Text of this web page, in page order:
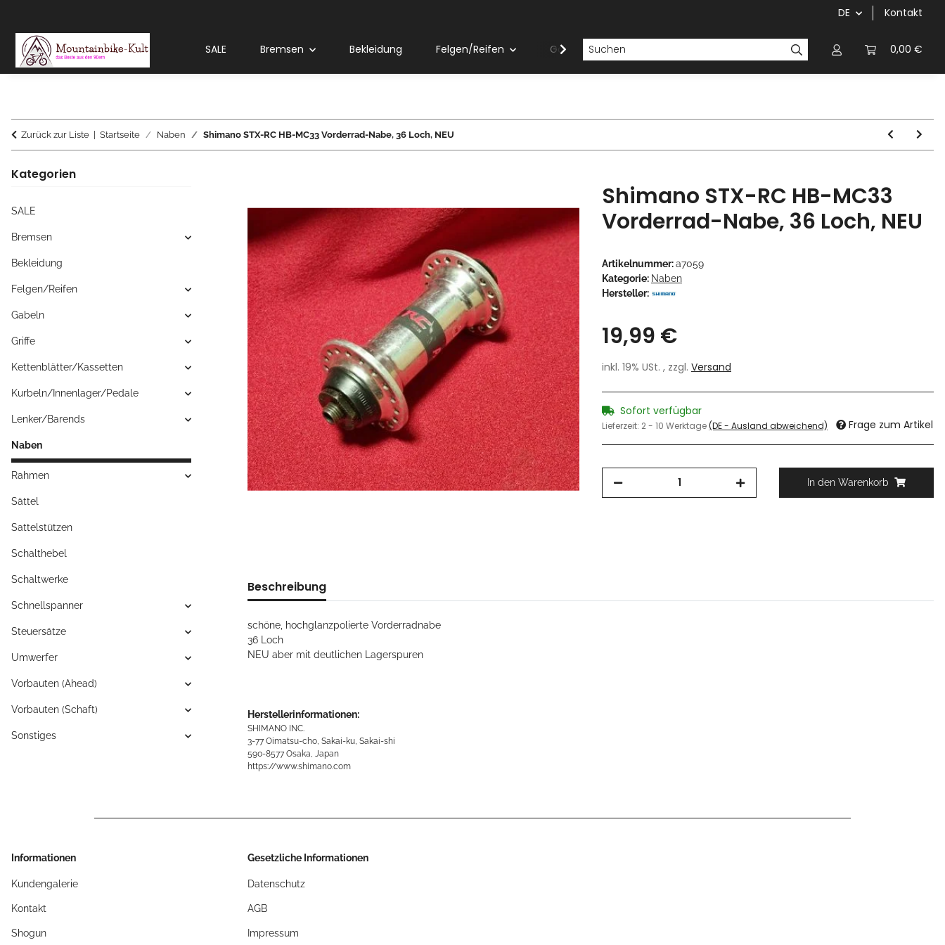
DE Kontakt
0,00 €
SALE Bremsen Bekleidung Felgen/Reifen Gabeln Kettenblätter/Kassetten Kurbeln/
Zurück zur Liste Startseite Naben Shimano STX-RC HB-MC33 Vorderrad-Nabe, 36 Loch, NEU
Shimano STX-RC HB-MC33
Vorderrad-Nabe, 36 Loch, NEU
Artikelnummer:a7059
Kategorie: Naben
Hersteller:
19,99 €
inkl. 19% USt. , zzgl. Versand
Sofort verfügbar
Lieferzeit: 2 - 10 Werktage(DE - Ausland abweichend) Frage zum Artikel
In den Warenkorb
Beschreibung
schöne, hochglanzpolierte Vorderradnabe
36 Loch
NEU aber mit deutlichen Lagerspuren
Herstellerinformationen:
SHIMANO INC.
3-77 Oimatsu-cho, Sakai-ku, Sakai-shi
590-8577 Osaka, Japan
https://www.shimano.com
Kategorien
SALE
Bremsen
Bekleidung
Felgen/Reifen
Gabeln
Griffe
Kettenblätter/Kassetten
Kurbeln/Innenlager/Pedale
Lenker/Barends
Naben
Rahmen
Sättel
Sattelstützen
Schalthebel
Schaltwerke
Schnellspanner
Steuersätze
Umwerfer
Vorbauten (Ahead)
Vorbauten (Schaft)
Sonstiges
Informationen
Kundengalerie
Kontakt
Shogun
Gesetzliche Informationen
Datenschutz
AGB
Impressum